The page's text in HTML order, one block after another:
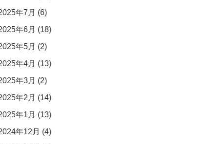
年7月 (6)
年6月 (18)
年5月 (2)
年4月 (13)
年3月 (2)
年2月 (14)
年1月 (13)
年12月 (4)